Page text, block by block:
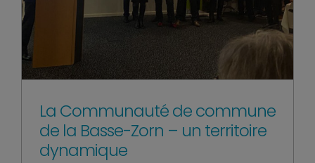
La Communauté de commune
de la Basse-Zorn – un territoire
dynamique